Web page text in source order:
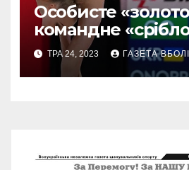
Особисте
командне
ТРА 24, 2023 ГАЗЕТА